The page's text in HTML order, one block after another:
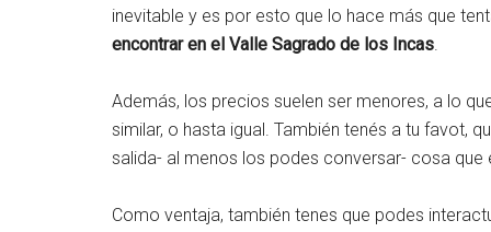
inevitable y es por esto que lo hace más que
encontrar en el Valle Sagrado de los Incas.
Además, los precios suelen ser menores, a lo
similar, o hasta igual. También tenés a tu favot,
salida- al menos los podes conversar- cosa que
Como ventaja, también tenes que podes